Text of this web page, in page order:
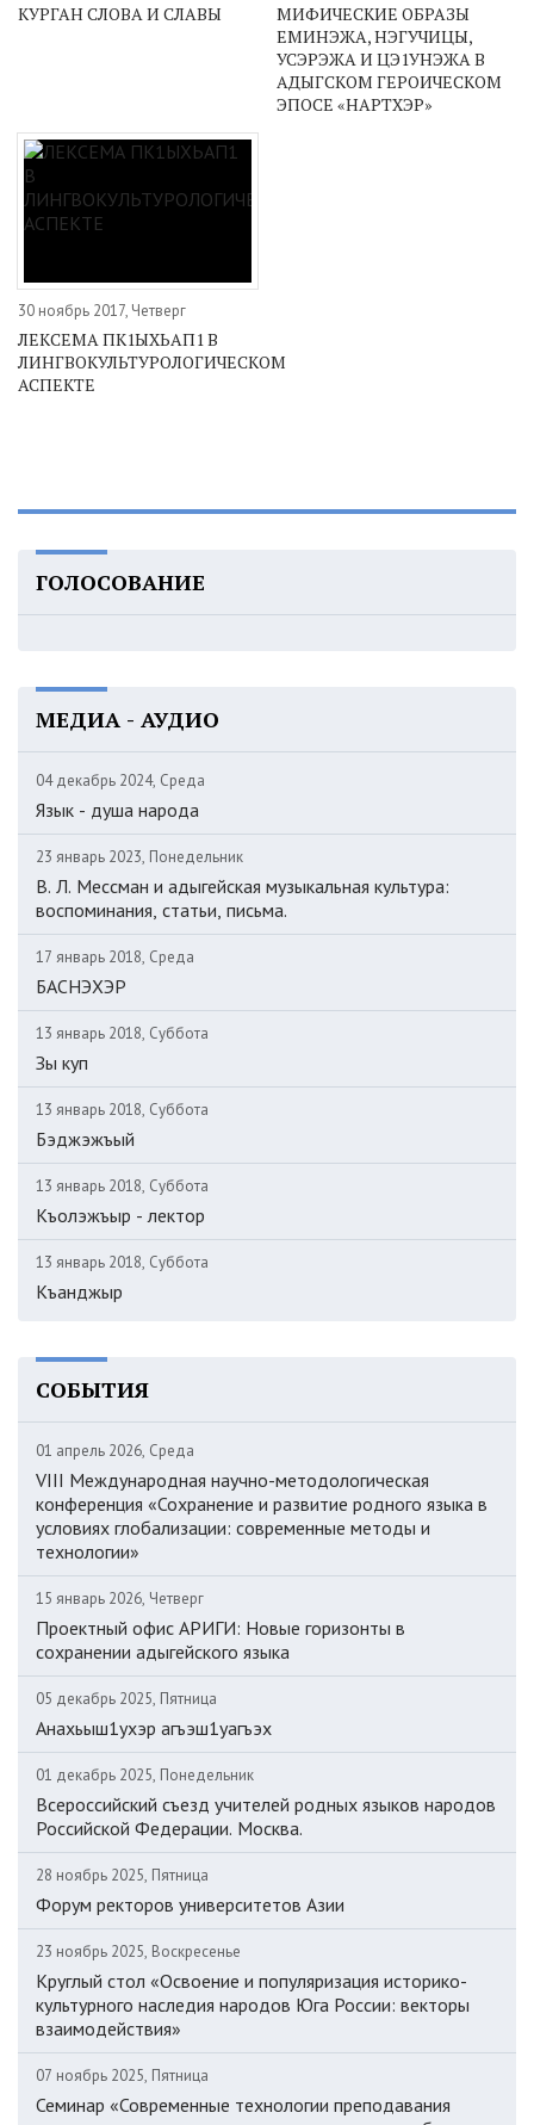
КУРГАН СЛОВА И СЛАВЫ
МИФИЧЕСКИЕ ОБРАЗЫ
ЕМИНЭЖА, НЭГУЧИЦЫ,
УСЭРЭЖА И ЦЭ1УНЭЖА В
АДЫГСКОМ ГЕРОИЧЕСКОМ
ЭПОСЕ «НАРТХЭР»
30 ноябрь 2017, Четверг
ЛЕКСЕМА ПК1ЫХЬАП1 В
ЛИНГВОКУЛЬТУРОЛОГИЧЕСКОМ
АСПЕКТЕ
ГОЛОСОВАНИЕ
МЕДИА - АУДИО
04 декабрь 2024, Среда
Язык - душа народа
23 январь 2023, Понедельник
В. Л. Мессман и адыгейская музыкальная культура:
воспоминания, статьи, письма.
17 январь 2018, Среда
БАСНЭХЭР
13 январь 2018, Суббота
Зы куп
13 январь 2018, Суббота
Бэджэжъый
13 январь 2018, Суббота
Къолэжъыр - лектор
13 январь 2018, Суббота
Къанджыр
СОБЫТИЯ
01 апрель 2026, Среда
VIII Международная научно-методологическая
конференция «Сохранение и развитие родного языка в
условиях глобализации: современные методы и
технологии»
15 январь 2026, Четверг
Проектный офис АРИГИ: Новые горизонты в
сохранении адыгейского языка
05 декабрь 2025, Пятница
Анахьыш1ухэр агъэш1уагъэх
01 декабрь 2025, Понедельник
Всероссийский съезд учителей родных языков народов
Российской Федерации. Москва.
28 ноябрь 2025, Пятница
Форум ректоров университетов Азии
23 ноябрь 2025, Воскресенье
Круглый стол «Освоение и популяризация историко-
культурного наследия народов Юга России: векторы
взаимодействия»
07 ноябрь 2025, Пятница
Семинар «Современные технологии преподавания